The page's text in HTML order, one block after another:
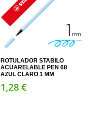
ROTULADOR STABILO
ACUARELABLE PEN 68
AZUL CLARO 1 MM
1,28€